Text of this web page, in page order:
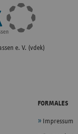
e. V. (vdek)
FORMALES
Impressum